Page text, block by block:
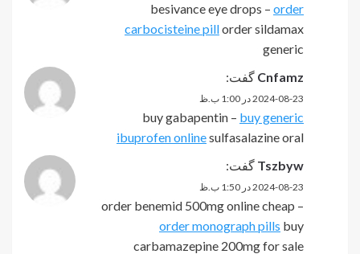
besivance eye drops – order
carbocisteine pillorder sildamax
generic
Cnfamz گفت:
2024-08-23 در 1:00 ب.ظ
buy gabapentin – buy generic
ibuprofen onlinesulfasalazine oral
Tszbyw گفت:
2024-08-23 در 1:50 ب.ظ
order benemid 500mg online cheap –
order monograph pills buy
carbamazepine 200mg for sale